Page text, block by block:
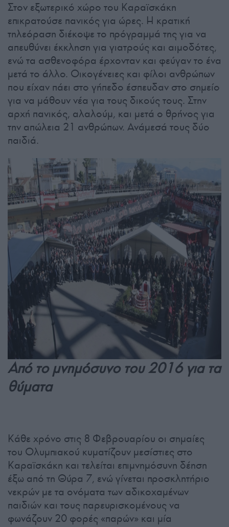
Στον εξωτερικό χώρο του Καραϊσκάκη
επικρατούσε πανικός για ώρες. Η κρατική
τηλεόραση διέκοψε το πρόγραμμά της για να
απευθύνει έκκληση για γιατρούς και αιμοδότες,
ενώ τα ασθενοφόρα έρχονταν και φεύγαν το ένα
μετά το άλλο. Οικογένειες και φίλοι ανθρώπων
που είχαν πάει στο γήπεδο έσπευδαν στο σημείο
για να μάθουν νέα για τους δικούς τους. Στην
αρχή πανικός, αλαλούμ, και μετά ο θρήνος για
την απώλεια 21 ανθρώπων. Ανάμεσά τους δύο
παιδιά.
Από το μνημόσυνο του 2016 για τα
θύματα
Κάθε χρόνο στις 8 Φεβρουαρίου οι σημαίες
του Ολυμπιακού κυματίζουν μεσίστιες στο
Καραϊσκάκη και τελείται επιμνημόσυνη δέηση
έξω από τη Θύρα 7, ενώ γίνεται προσκλητήριο
νεκρών με τα ονόματα των αδικοχαμένων
παιδιών και τους παρευρισκομένους να
φωνάζουν 20 φορές «παρών» και μία